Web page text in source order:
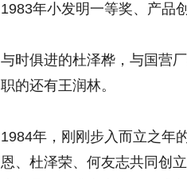
1983年小发明一等奖、产品
与时俱进的杜泽桦，与国营
职的还有王润林。
1984年，刚刚步入而立之年
恩、杜泽荣、何友志共同创